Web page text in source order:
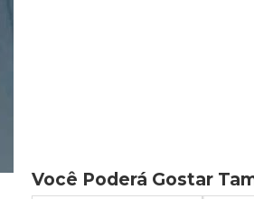
Você Poderá Gostar